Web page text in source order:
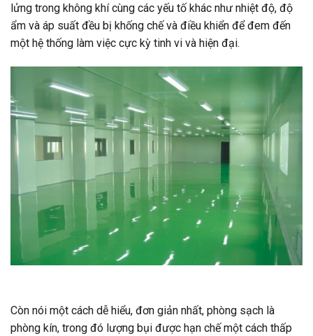
lửng trong không khí cùng các yếu tố khác như nhiệt độ, độ
ẩm và áp suất đều bị khống chế và điều khiển để đem đến
một hệ thống làm việc cực kỳ tinh vi và hiện đại.
Còn nói một cách dễ hiểu, đơn giản nhất, phòng sạch là
phòng kín, trong đó lượng bụi được hạn chế một cách thấp